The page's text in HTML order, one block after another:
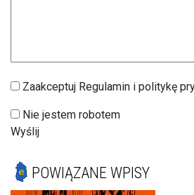
Zaakceptuj Regulamin i politykę
Nie jestem robotem
Wyślij
POWIĄZANE WPISY